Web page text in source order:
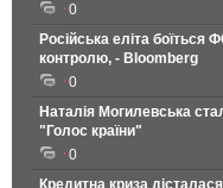
0
Російська еліта боїться
контролю, - Bloomberg
0
Наталія Могилевська
"Голос країни"
0